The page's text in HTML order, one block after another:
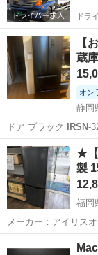
ドラ
【
蔵
オン
静岡
ドア ブラック
IRSN
静岡 焼津市
★【
福岡
メーカー：アイリス
477×…